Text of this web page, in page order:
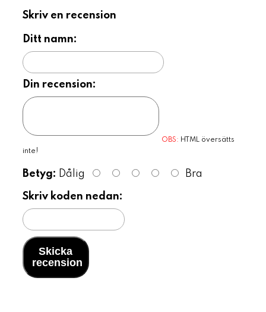
Skriv en recension
Ditt namn:
Din recension:
OBS: HTML översätts
inte!
Betyg: Dålig Bra
Skriv koden nedan:
Skicka
recension